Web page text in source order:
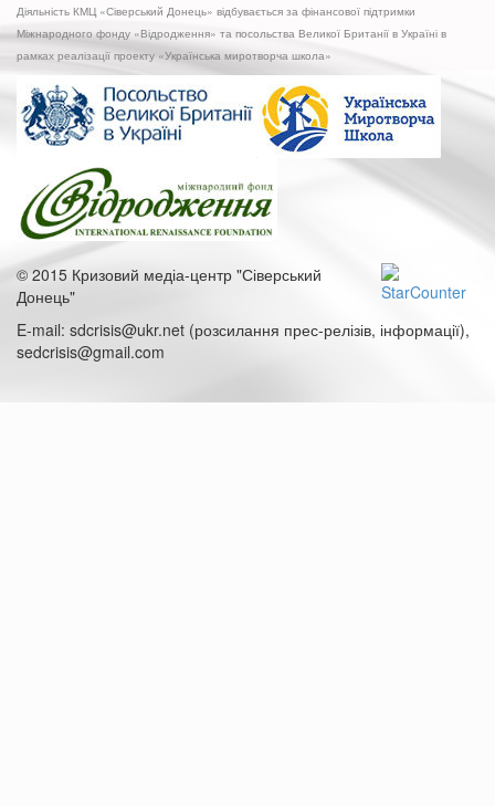
Луганщини»
за
результатами
виконання
проекту
«Капітальні
витрати
Луганщини
–
під
контроль
Діяльність КМЦ «Сіверський Донець» відбувається за фінансової підтримки
Міжнародного фонду «Відродження» та посольства Великої Британії в Україні в
рамках реалізації проекту «Українська миротворча школа»
© 2015 Кризовий медіа-центр "Сіверський
Донець"
E-mail: sdcrisis@ukr.net (розсилання прес-релізів, інформації),
sedcrisis@gmail.com